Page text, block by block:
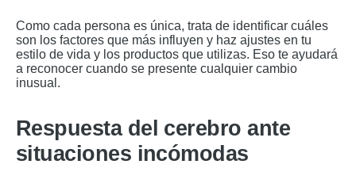
Como cada persona es única, trata de identificar cuáles
son los factores que más influyen y haz ajustes en tu
estilo de vida y los productos que utilizas. Eso te ayudará
a reconocer cuando se presente cualquier cambio
inusual.
Respuesta del cerebro ante
situaciones incómodas